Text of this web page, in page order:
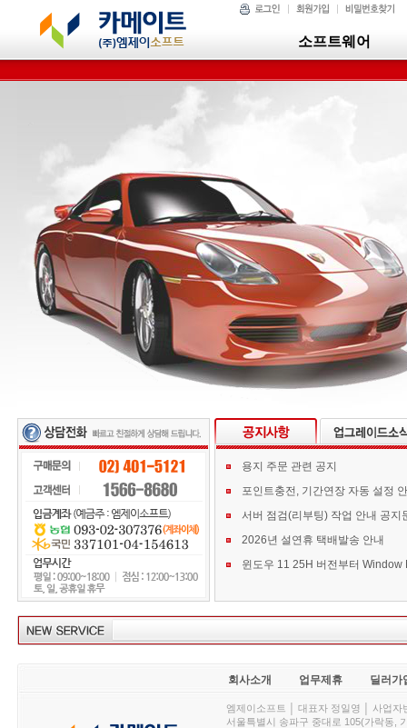
소프트웨어
용지 주문 관련 공지
포인트충전, 기간연장 자동 설정
서버 점검(리부팅) 작업 안내 공지
2026년 설연휴 택배발송 안내
회사소개 업무제휴 딜러가
엠제이소프트 │ 대표자 정일영 │ 사업
서울특별시 송파구 중대로 105(가락동,